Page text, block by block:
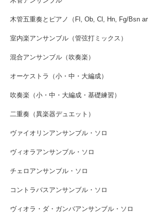
木管五重奏とピアノ（Fl, Ob, Cl, Hn, Fg/Bsn
室内楽アンサンブル（管弦打ミックス）
混合アンサンブル（吹奏楽）
オーケストラ（小・中・大編成）
吹奏楽（小・中・大編成・基礎練習）
二重奏（異楽器デュエット）
ヴァイオリンアンサンブル・ソロ
ヴィオラアンサンブル・ソロ
チェロアンサンブル・ソロ
コントラバスアンサンブル・ソロ
ヴィオラ・ダ・ガンバアンサンブル・ソロ